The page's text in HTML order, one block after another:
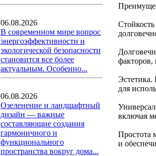
06.08.2026
В современном мире вопрос
энергоэффективности и
экологической безопасности
становится все более
актуальным. Особенно...
06.08.2026
Озеленение и ландшафтный
дизайн — важные
составляющие создания
гармоничного и
функционального
пространства вокруг дома...
факторов,
для
включая
Простота
и